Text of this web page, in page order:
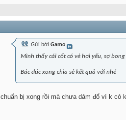
Gửi bởi Gamo
Mình thấy cái cốt có vẻ hơi yếu, sợ bong
Bác đúc xong chia sẻ kết quả với nhé
chuẩn bị xong rồi mà chưa dám đổ vì k có